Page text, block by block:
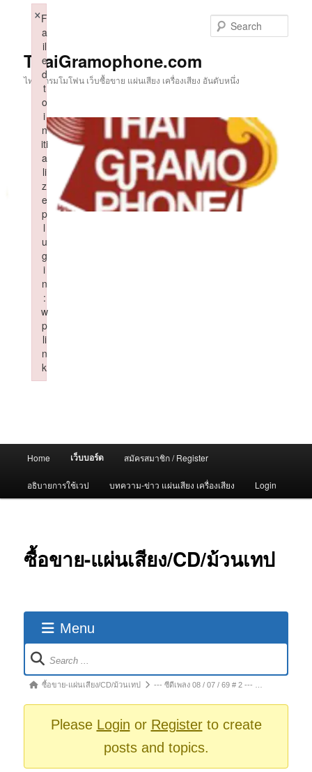
ThaiGramophone.com
ไทยแกรมโมโฟน เว็บซื้อขาย แผ่นเสียง เครื่องเสียง อันดับหนึ่ง
Home เว็บบอร์ด สมัครสมาชิก / Register
อธิบายการใช้เวป บทความ-ข่าว แผ่นเสียง เครื่องเสียง Login
ซื้อขาย-แผ่นเสียง/CD/ม้วนเทป
Menu
Forum
Navigation
Forumซื้อขาย-แผ่นเสียง/CD/ม้วนเทป --- ซีดีเพลง 08 / 07 / 69 # 2 --- …
Please Login or Registerto create
posts and topics.
F
a
il
e
d
t
o
i
n
iti
a
li
z
e
p
l
u
g
i
n
:
w
p
li
n
k
×
Failed to initialize plugin: wplink